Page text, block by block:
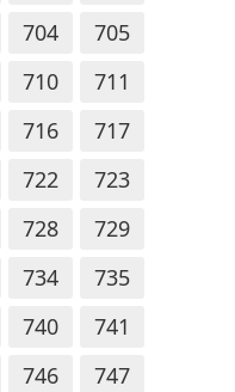
704
705
710
711
716
717
722
723
728
729
734
735
740
741
746
747